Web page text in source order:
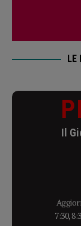
LE
Il
7:30,